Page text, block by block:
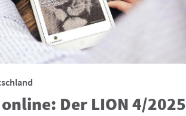
Der LION 4/2025